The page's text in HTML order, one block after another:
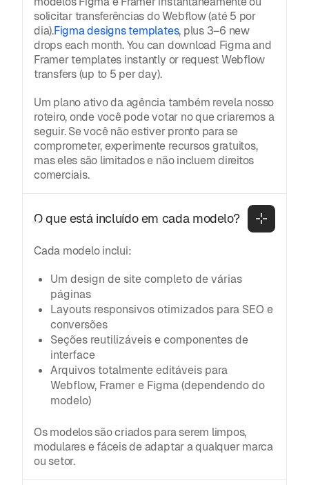
solicitar transferências do Webflow (até 5 por
dia).Figma designs templates, plus 3–6 new
drops each month. You can download Figma and
Framer templates instantly or request Webflow
transfers (up to 5 per day).
Um plano ativo da agência também revela nosso
roteiro, onde você pode votar no que criaremos a
seguir. Se você não estiver pronto para se
comprometer, experimente recursos gratuitos,
mas eles são limitados e não incluem direitos
comerciais.
O que está incluído em cada modelo?
Cada modelo inclui:
Um design de site completo de várias
páginas
Layouts responsivos otimizados para SEO e
conversões
Seções reutilizáveis e componentes de
interface
Arquivos totalmente editáveis para
Webflow, Framer e Figma (dependendo do
modelo)
Os modelos são criados para serem limpos,
modulares e fáceis de adaptar a qualquer marca
ou setor.